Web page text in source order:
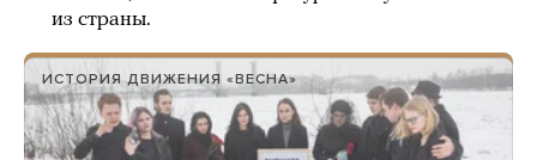
из страны.
ИСТОРИЯ ДВИЖЕНИЯ «ВЕСНА»